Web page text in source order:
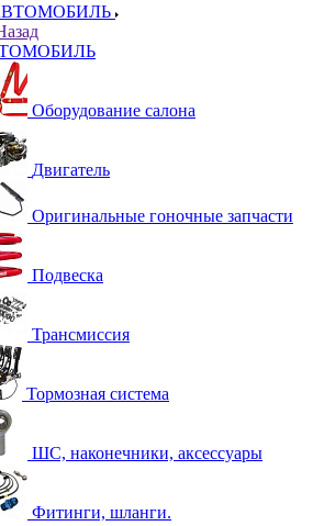
Оборудование салона
Двигатель
Оригинальные гоночные запчасти
Подвеска
Трансмиссия
Тормозная система
ШС, наконечники, аксессуары
Фитинги, шланги.